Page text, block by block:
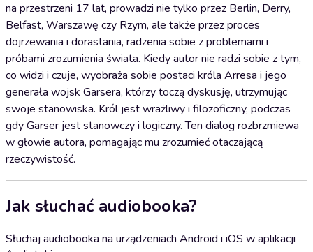
na przestrzeni 17 lat, prowadzi nie tylko przez Berlin, Derry,
Belfast, Warszawę czy Rzym, ale także przez proces
dojrzewania i dorastania, radzenia sobie z problemami i
próbami zrozumienia świata. Kiedy autor nie radzi sobie z tym,
co widzi i czuje, wyobraża sobie postaci króla Arresa i jego
generała wojsk Garsera, którzy toczą dyskusję, utrzymując
swoje stanowiska. Król jest wrażliwy i filozoficzny, podczas
gdy Garser jest stanowczy i logiczny. Ten dialog rozbrzmiewa
w głowie autora, pomagając mu zrozumieć otaczającą
rzeczywistość.
Jak słuchać audiobooka?
Słuchaj audiobooka na urządzeniach Android i iOS w aplikacji